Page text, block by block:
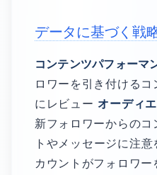
データに基づく戦
コンテンツパフォーマ
ロワーを引き付ける
にレビュー オーディ
新フォロワーからの
トやメッセージに注
カウントがフォロワ